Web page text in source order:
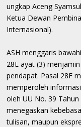
ungkap Aceng
Ketua Dewan
Internasional).
ASH menggaris
28E ayat (3)
pendapat. Pasal 28F
memperoleh
oleh UU No. 39
menegaskan
tulisan, maupun